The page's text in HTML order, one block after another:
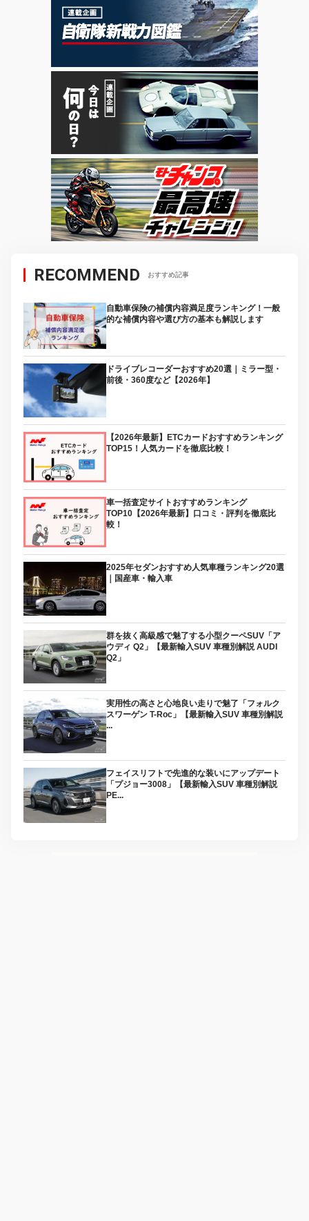
RECOMMEND おすすめ記事
自動車保険の補償内容満足度ランキング！一般
的な補償内容や選び方の基本も解説します
ドライブレコーダーおすすめ20選｜ミラー型・
前後・360度など【2026年】
【2026年最新】ETCカードおすすめランキング
TOP15！人気カードを徹底比較！
車一括査定サイトおすすめランキング
TOP10【2026年最新】口コミ・評判を徹底比
較！
2025年セダンおすすめ人気車種ランキング20選
｜国産車・輸入車
群を抜く高級感で魅了する小型クーペSUV「ア
ウディ Q2」【最新輸入SUV 車種別解説 AUDI
Q2」
実用性の高さと心地良い走りで魅了「フォルク
スワーゲン T-Roc」【最新輸入SUV 車種別解説
...
フェイスリフトで先進的な装いにアップデート
「プジョー3008」【最新輸入SUV 車種別解説
PE...